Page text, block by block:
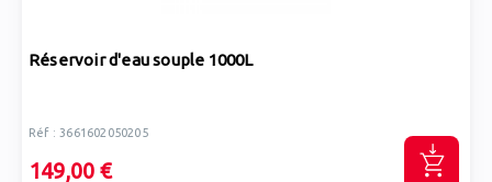
Réservoir d'eau souple 1000L
Réf : 3661602050205
149,00 €